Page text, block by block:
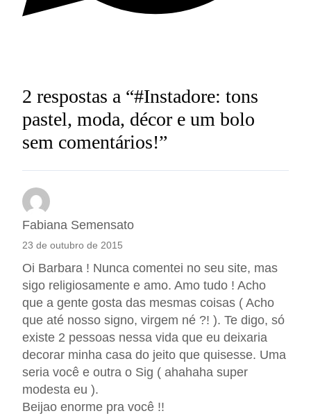
2 respostas a “#Instadore: tons
pastel, moda, décor e um bolo
sem comentários!”
Fabiana Semensato
23 de outubro de 2015
Oi Barbara ! Nunca comentei no seu site, mas
sigo religiosamente e amo. Amo tudo ! Acho
que a gente gosta das mesmas coisas ( Acho
que até nosso signo, virgem né ?! ). Te digo, só
existe 2 pessoas nessa vida que eu deixaria
decorar minha casa do jeito que quisesse. Uma
seria você e outra o Sig ( ahahaha super
modesta eu ).
Beijao enorme pra você !!